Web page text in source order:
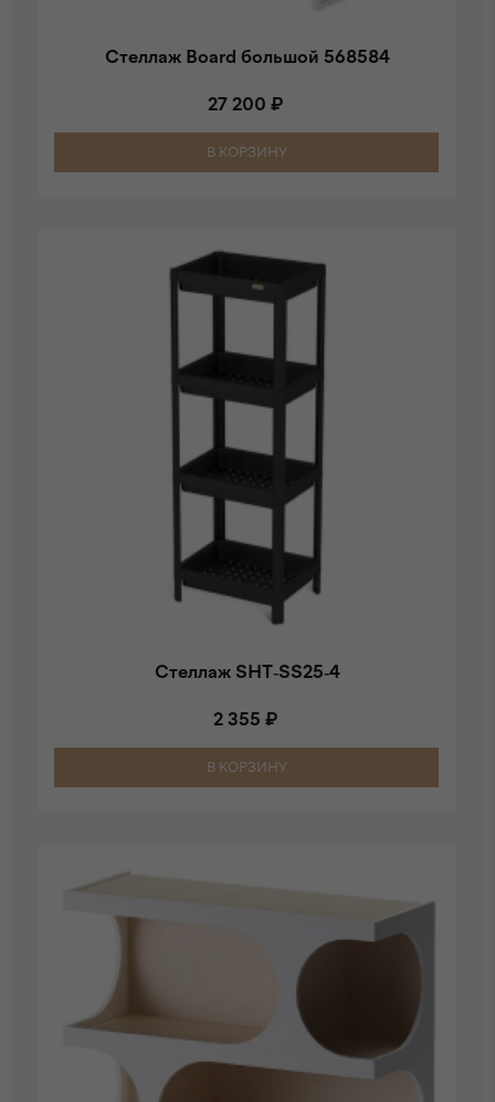
Стеллаж Board большой 568584
27 200 ₽
В КОРЗИНУ
Стеллаж SHT-SS25-4
2 355 ₽
В КОРЗИНУ